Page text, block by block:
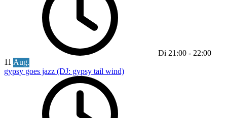
Di 21:00 - 22:00
11 Aug.
gypsy goes jazz (DJ: gypsy tail wind)